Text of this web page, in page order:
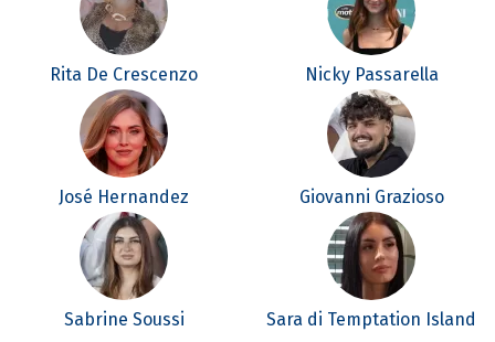
Rita De Crescenzo Nicky Passarella
José Hernandez Giovanni Grazioso
Sabrine Soussi Sara di Temptation Island